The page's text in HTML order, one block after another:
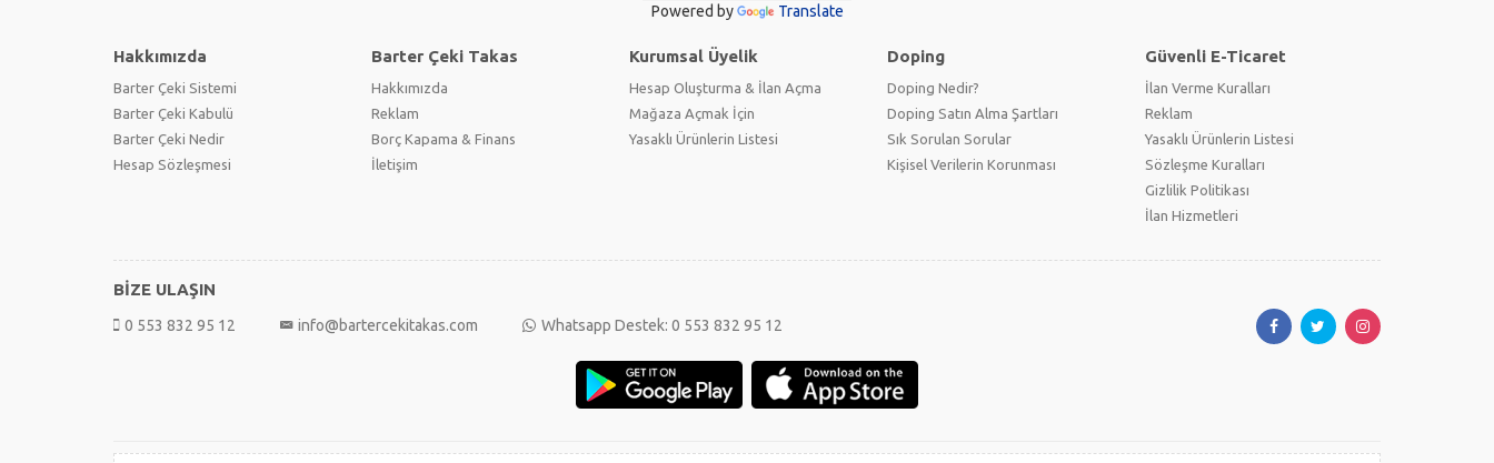
Powered by Translate
Hakkımızda
Barter Çeki Sistemi
Barter Çeki Kabulü
Barter Çeki Nedir
Hesap Sözleşmesi
Barter Çeki Takas
Hakkımızda
Reklam
Borç Kapama & Finans
İletişim
Kurumsal Üyelik
Hesap Oluşturma & İlan Açma
Mağaza Açmak İçin
Yasaklı Ürünlerin Listesi
Doping
Doping Nedir?
Doping Satın Alma Şartları
Sık Sorulan Sorular
Kişisel Verilerin Korunması
Güvenli E-Ticaret
İlan Verme Kuralları
Reklam
Yasaklı Ürünlerin Listesi
Sözleşme Kuralları
Gizlilik Politikası
İlan Hizmetleri
BİZE ULAŞIN
0 553 832 95 12 info@bartercekitakas.com Whatsapp Destek: 0 553 832 95 12